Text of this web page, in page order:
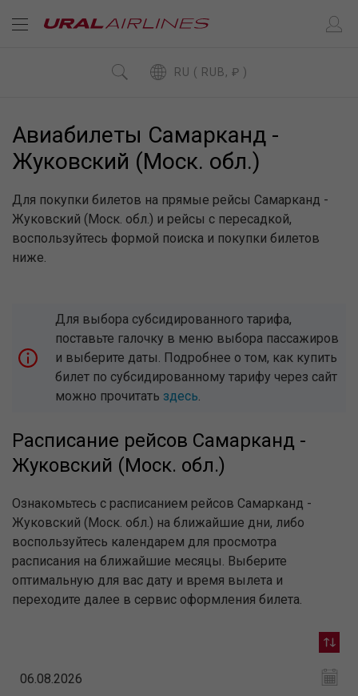
RU ( RUB, ₽ )
Авиабилеты Самарканд -
Жуковский (Моск. обл.)
Для покупки билетов на прямые рейсы Самарканд -
Жуковский (Моск. обл.) и рейсы с пересадкой,
воспользуйтесь формой поиска и покупки билетов
ниже.
Для выбора субсидированного тарифа,
поставьте галочку в меню выбора пассажиров
и выберите даты. Подробнее о том, как купить
билет по субсидированному тарифу через сайт
можно прочитать здесь.
Расписание рейсов Самарканд -
Жуковский (Моск. обл.)
Ознакомьтесь с расписанием рейсов Самарканд -
Жуковский (Моск. обл.) на ближайшие дни, либо
воспользуйтесь календарем для просмотра
расписания на ближайшие месяцы. Выберите
оптимальную для вас дату и время вылета и
переходите далее в сервис оформления билета.